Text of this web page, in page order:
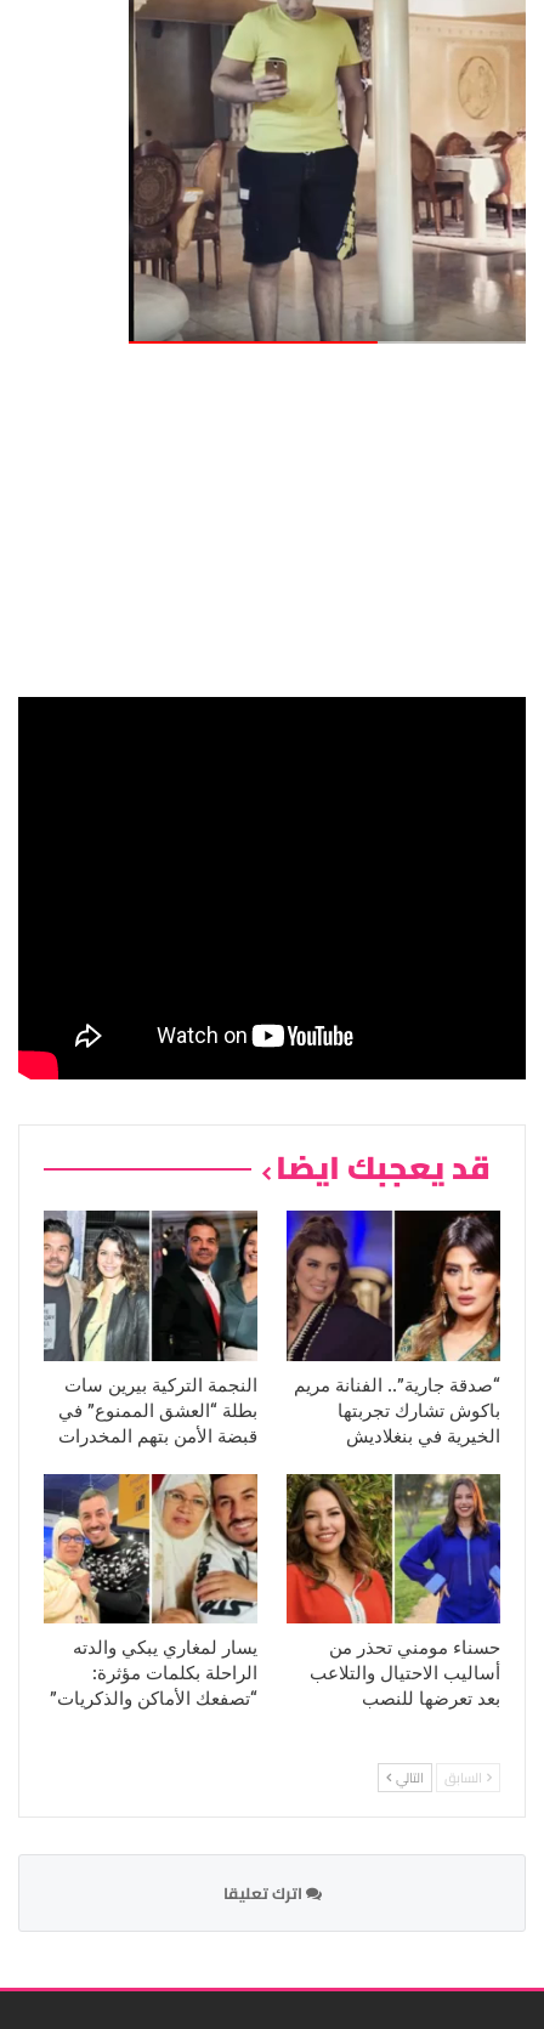
قد يعجبك ايضا
“صدقة جارية”.. الفنانة مريم
باكوش تشارك تجربتها
الخيرية في بنغلاديش
النجمة التركية بيرين سات
بطلة “العشق الممنوع” في
قبضة الأمن بتهم المخدرات
حسناء مومني تحذر من
أساليب الاحتيال والتلاعب
بعد تعرضها للنصب
يسار لمغاري يبكي والدته
الراحلة بكلمات مؤثرة:
“تصفعك الأماكن والذكريات”
السابق التالي
اترك تعليقا